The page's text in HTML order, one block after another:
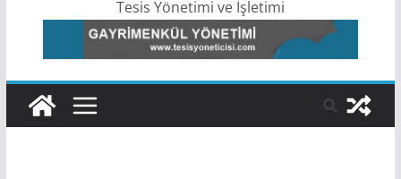
Tesis Yönetimi ve İşletimi